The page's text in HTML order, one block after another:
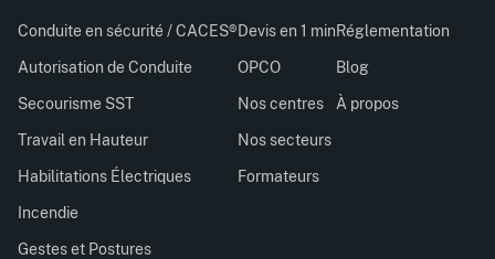
Conduite en sécurité / CACES®
Autorisation de Conduite
Secourisme SST
Travail en Hauteur
Habilitations Électriques
Incendie
Gestes et Postures
Devis en 1 min
OPCO
Nos centres
Nos secteurs
Formateurs
Réglementation
Blog
À propos